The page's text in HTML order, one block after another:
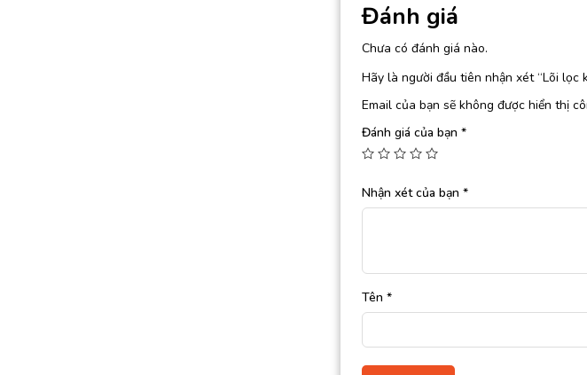
Đánh giá
Chưa có đánh giá nào.
Hãy là người đầu tiên nhận xét “Lõi lọc
Email của bạn sẽ không được hiển thị
Đánh giá của bạn *
Nhận xét của bạn *
Tên *